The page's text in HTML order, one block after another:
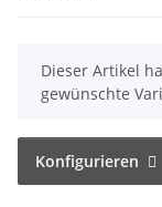
x
Dieser Artikel
gewünschte
Konfigurieren